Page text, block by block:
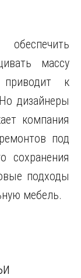
массу
к
дизайнеры
компания
под
сохранения
подходы
мебель.